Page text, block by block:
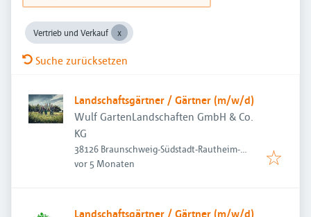
Vertrieb und Verkauf
Suche zurücksetzen
Landschaftsgärtner / Gärtner (m/w/d)
Wulf GartenLandschaften GmbH & Co.
KG
38126 Braunschweig-Südstadt-Rautheim-
Mascherode, Deutschland
Veröffentlicht:
vor 5 Monaten
Landschaftsgärtner / Gärtner (m/w/d)